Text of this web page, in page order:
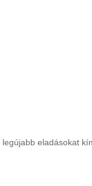
eladásokat